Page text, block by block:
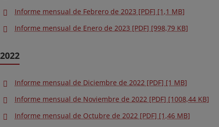
Informe mensual de Febrero de 2023 [PDF] [1,1 MB]
Informe mensual de Enero de 2023 [PDF] [998,79 KB]
2022
Informe mensual de Diciembre de 2022 [PDF] [1 MB]
Informe mensual de Noviembre de 2022 [PDF] [1008,44 KB]
Informe mensual de Octubre de 2022 [PDF] [1,46 MB]